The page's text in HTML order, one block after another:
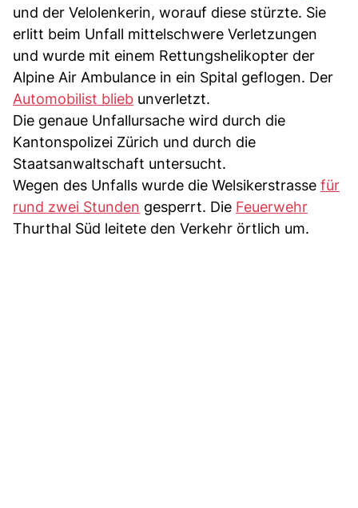
und der Velolenkerin, worauf diese stürzte. Sie
erlitt beim Unfall mittelschwere Verletzungen
und wurde mit einem Rettungshelikopter der
Alpine Air Ambulance in ein Spital geflogen. Der
Automobilist blieb unverletzt.
Die genaue Unfallursache wird durch die
Kantonspolizei Zürich und durch die
Staatsanwaltschaft untersucht.
Wegen des Unfalls wurde die Welsikerstrasse für
rund zwei Stunden gesperrt. Die Feuerwehr
Thurthal Süd leitete den Verkehr örtlich um.